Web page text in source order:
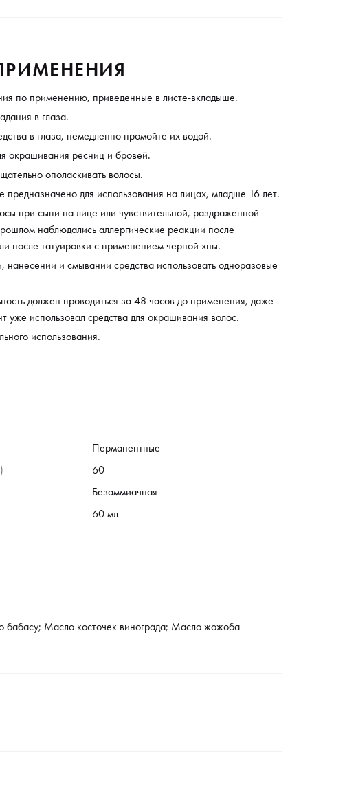
по применению, приведенные в листе-вкладыше.
в глаза.
в глаза, немедленно промойте их водой.
окрашивания ресниц и бровей.
ополаскивать волосы.
предназначено для использования на лицах, младше 16 лет.
при сыпи на лице или чувствительной, раздраженной
наблюдались аллергические реакции после
после татуировки с применением черной хны.
нанесении и смывании средства использовать одноразовые
должен проводиться за 48 часов до применения, даже
уже использовал средства для окрашивания волос.
использования.
Перманентные
60
Безаммиачная
60 мл
бабасу; Масло косточек винограда; Масло жожоба